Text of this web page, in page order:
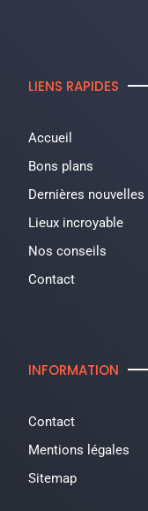
LIENS RAPIDES
Accueil
Bons plans
Dernières nouvelles
Lieux incroyable
Nos conseils
Contact
INFORMATION
Contact
Mentions légales
Sitemap